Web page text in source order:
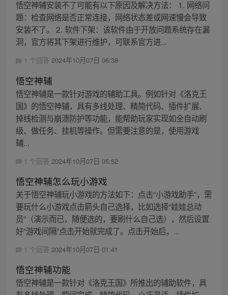
悟空神辅安装不了可能有以下原因及解决方法： 1. 网络问
题：检查网络是否正常连接，网络状态差或网速慢会导致
安装不了。 2. 软件下架：该软件由于开放问题系统存在漏
洞，官方将其下架进行维护，可联系官方进...
1 个回答 2024年10月07日 06:38
悟空神辅
悟空神辅是一款针对游戏的辅助工具。例如针对《洛克王
国》的悟空神辅，具有多线处理、精简代码、插件扩展、
掉线检测与崩溃防护等功能，能帮助玩家实现如全自动刷
级、做任务、挂机等操作。但需要注意的是，使用游戏
辅...
1 个回答 2024年10月07日 05:52
悟空神辅怎么玩小游戏
关于悟空神辅玩小游戏的方法如下：点击“小游戏助手”，需
要玩什么小游戏点击箭头自己选择，比如选择“娃娃总动
员”（演示而已，随便选的，要刷什么自己选），然后设置
好“游戏间隔”点击开始就完成了。点击开始后，...
1 个回答 2024年10月07日 01:41
悟空神辅功能
悟空神辅是一款针对《洛克王国》所推出的辅助软件，具